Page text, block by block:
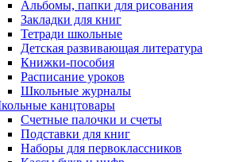
Альбомы, папки для рисования
Закладки для книг
Тетради школьные
Детская развивающая литература
Книжки-пособия
Расписание уроков
Школьные журналы
канцтовары
Счетные палочки и счеты
Подставки для книг
Наборы для первоклассников